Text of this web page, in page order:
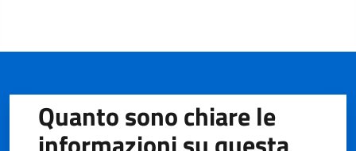
Quanto sono chiare le